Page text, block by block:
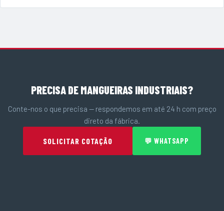
PRECISA DE MANGUEIRAS INDUSTRIAIS?
Conte-nos o que precisa — respondemos em até 24 h com preço
direto da fábrica.
SOLICITAR COTAÇÃO 💬 WHATSAPP